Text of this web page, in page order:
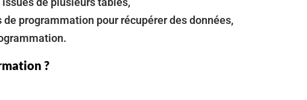
programmation pour récupérer des données,
?